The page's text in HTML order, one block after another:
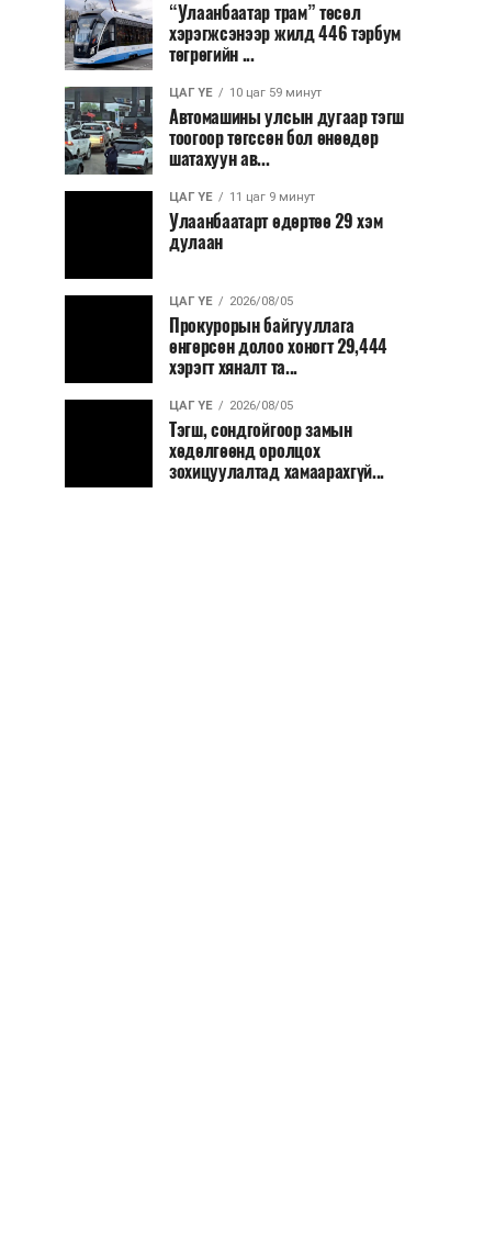
“Улаанбаатар трам” төсөл
хэрэгжсэнээр жилд 446 тэрбум
төгрөгийн ...
ЦАГ ҮЕ 10 цаг 59 минут
Автомашины улсын дугаар тэгш
тоогоор төгссөн бол өнөөдөр
шатахуун ав...
ЦАГ ҮЕ 11 цаг 9 минут
Улаанбаатарт өдөртөө 29 хэм
дулаан
ЦАГ ҮЕ 2026/08/05
Прокурорын байгууллага
өнгөрсөн долоо хоногт 29,444
хэрэгт хяналт та...
ЦАГ ҮЕ 2026/08/05
Тэгш, сондгойгоор замын
хөдөлгөөнд оролцох
зохицуулалтад хамаарахгүй...